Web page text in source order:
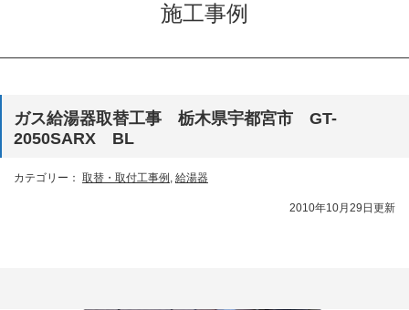
施工事例
ガス給湯器取替工事 栃木県宇都宮市 GT-
2050SARX BL
カテゴリー： 取替・取付工事例 , 給湯器
2010年10月29日更新